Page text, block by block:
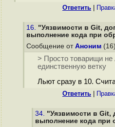
Ответить
16. "Уязвимости в Git,
выполнение кода при
Сообщение от Аноним
> Просто товарищи не
единственную ветку
Льют сразу в 10.
Ответить
34. "Уязвимости в Git,
выполнение кода при